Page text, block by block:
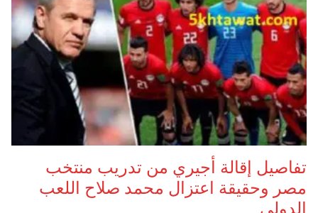
تفاصيل إقالة أجيري من تدريب منتخب
مصر وحقيقة اعتزال محمد صلاح اللعب
الدولي